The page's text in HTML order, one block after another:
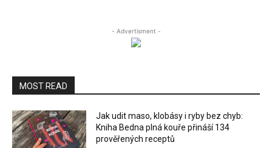
- Advertisment -
MOST READ
Jak udit maso, klobásy i ryby bez chyb:
Kniha Bedna plná kouře přináší 134
prověřených receptů